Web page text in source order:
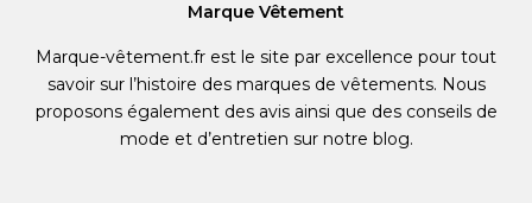
Marque Vêtement
Marque-vêtement.fr est le site par excellence pour tout
savoir sur l’histoire des marques de vêtements. Nous
proposons également des avis ainsi que des conseils de
mode et d’entretien sur notre blog.